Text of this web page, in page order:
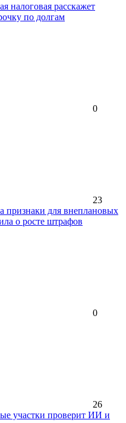
налоговая расскажет
по долгам
0
23
признаки для внеплановых
о росте штрафов
0
26
участки проверит ИИ и